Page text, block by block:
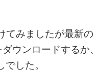
てみましたが最新の
ウンロードするか
した。